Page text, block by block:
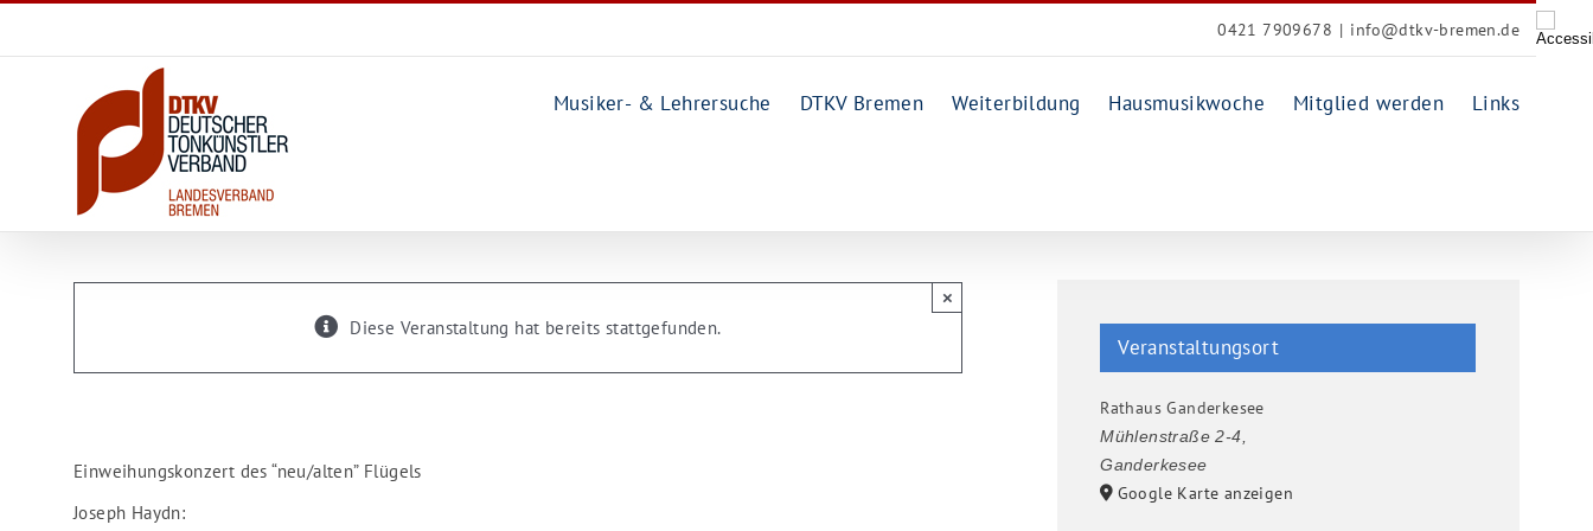
0421 7909678 | info@dtkv-bremen.de
Musiker- & Lehrersuche DTKV Bremen Weiterbildung Hausmusikwoche Mitglied werden Links
Diese Veranstaltung hat bereits stattgefunden.
×
Ganderkesee
Einweihungskonzert des “neu/alten” Flügels
Joseph Haydn:
Veranstaltungsort
Rathaus Ganderkesee
Mühlenstraße 2-4
Ganderkesee
Google Karte anzeigen